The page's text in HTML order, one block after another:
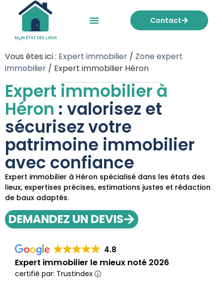
Contact
Expert immobilier à
Héron : valorisez et
sécurisez votre
patrimoine immobilier
avec confiance
Expert immobilier à Héron spécialisé dans les états des
lieux, expertises précises, estimations justes et rédaction
de baux adaptés.
DEMANDEZ UN DEVIS
4.8
Expert immobilier le mieux noté 2026
certifié par: Trustindex
Vous êtes ici : Expert immobilier / Zone expert
immobilier / Expert immobilier Héron